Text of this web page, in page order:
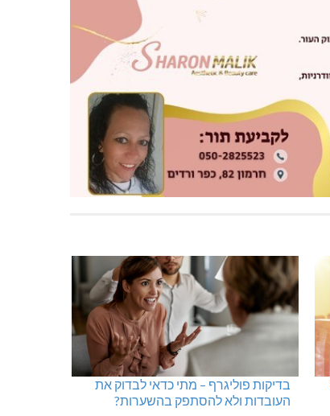
בדיקות פוליגרף – מתי כדאי לבדוק את
העובדות ולא להסתפק בהשערות?